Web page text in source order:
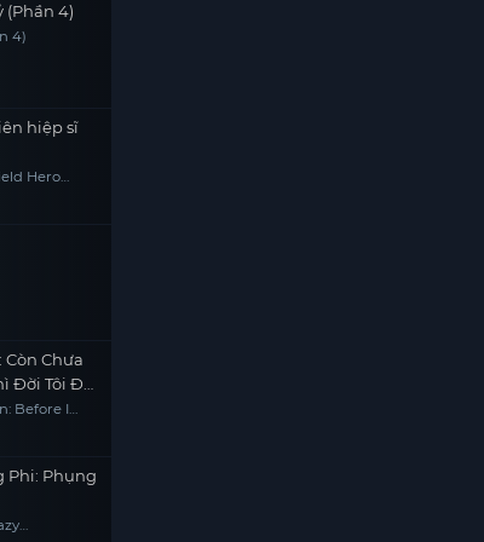
(Phần 4)
4)
hiệp sĩ
Hero
Còn Chưa
Đời Tôi Đã
Before I
Phi: Phụng